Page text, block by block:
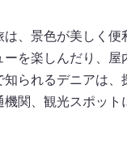
、景色が美しく
を楽しんだり、
られるデニアは
関、観光スポット